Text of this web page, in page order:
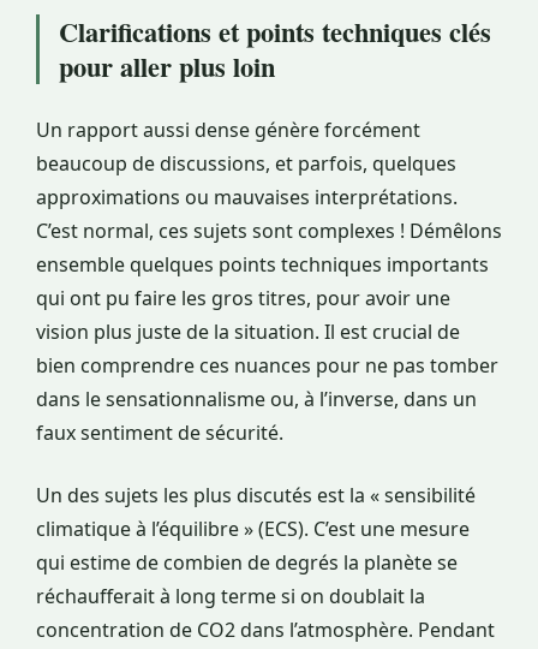
Clarifications et points techniques clés
pour aller plus loin
Un rapport aussi dense génère forcément
beaucoup de discussions, et parfois, quelques
approximations ou mauvaises interprétations.
C’est normal, ces sujets sont complexes ! Démêlons
ensemble quelques points techniques importants
qui ont pu faire les gros titres, pour avoir une
vision plus juste de la situation. Il est crucial de
bien comprendre ces nuances pour ne pas tomber
dans le sensationnalisme ou, à l’inverse, dans un
faux sentiment de sécurité.
Un des sujets les plus discutés est la « sensibilité
climatique à l’équilibre » (ECS). C’est une mesure
qui estime de combien de degrés la planète se
réchaufferait à long terme si on doublait la
concentration de CO2 dans l’atmosphère. Pendant